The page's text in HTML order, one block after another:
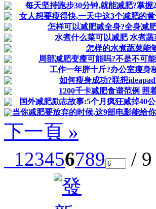
每天坚持跑步30分钟,就能减肥?掌
女人想要瘦得快,一天中这3个减肥的
怎样可以减肥减全身?全身减
水煮什么菜可以减肥 水煮
怎样的水煮蔬菜能
局部减肥变瘦可能吗?不是不可
工作一年胖十斤?办公室瘦身
如何瘦身成功?联想
1200千卡减肥食谱范例 照
国外减肥励志故事:5个月疯狂减掉40
当你减肥要放弃的时候,这9部电影能给
下一頁 »
123456789 /